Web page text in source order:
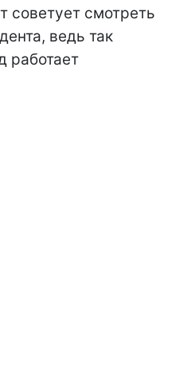
советует смотреть
ведь так
работает